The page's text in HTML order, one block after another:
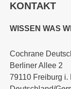
KONTAKT
WISSEN WAS
Cochrane
Berliner Allee 2
79110 Freiburg i.